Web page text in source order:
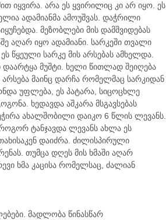
იყვირა. არა ეს ყვირილიც კი არ იყო. ეს
ადამიანმა ამოუშვას. დაჭრილი
მეზობლები მის დამშვიდებას
აღარ იყო ადამიანი. სარკეში თვალი
წყეული სარკე მის არსებას ამხელდა.
მუშტი. ხელი წითლად შეიღება
მაინც დარჩა რომელმაც სარკიდან
უფლება, ეს პატარა, სიცოცხლე
ხედავდა აშკარა მსგავსებას
ახალშობილი დაიკო 6 წლის ლევანს.
ტანჯავდა ლევანს ახლა ეს
დაიძრა. ძილისპირული
თუმცა დღეს მის ხმაში აღარ
ხმა კაცისა რომელსაც, ძალიან
მადლობა წინასწარ